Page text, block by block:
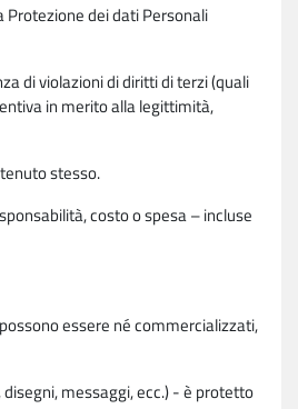
dei dati Personali
di violazioni di diritti di terzi (quali
in merito alla legittimità,
stesso.
costo o spesa – incluse
essere né commercializzati,
messaggi, ecc.) - è protetto